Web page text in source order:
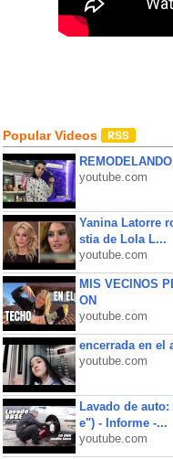
Popular Videos
youtube.com
Yanina Latorre
stia de Lola L...
youtube.com
MIS VECINOS
ON
youtube.com
encerrada en el
youtube.com
Lavado de
e") - Informe -...
youtube.com